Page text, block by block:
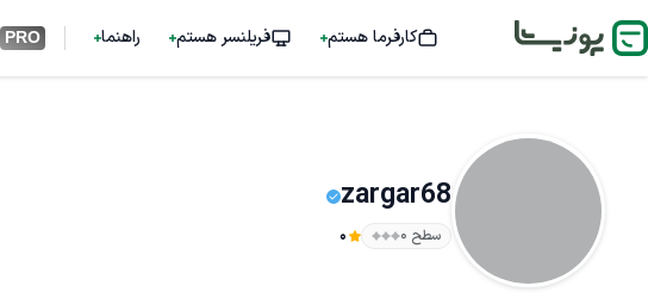
کارفرما هستم فریلنسر هستم راهنما PRO
zargar68
سطح ۰ 0